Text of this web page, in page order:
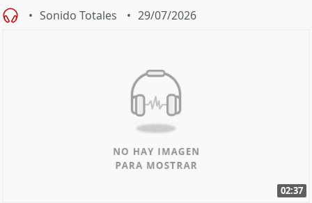
Sonido Totales 29/07/2026
02:37